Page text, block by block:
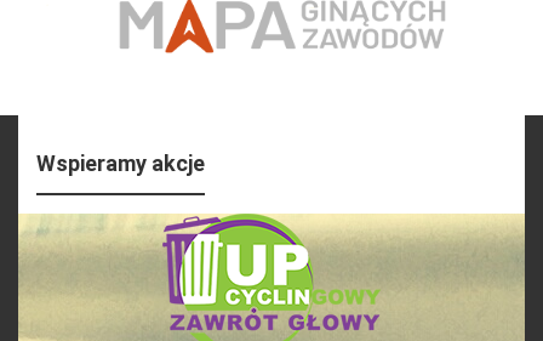
Wspieramy akcje